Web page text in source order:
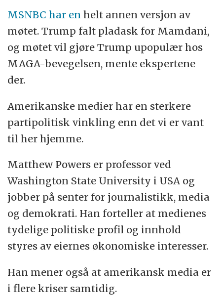
MSNBC har en helt annen versjon av
møtet. Trump falt pladask for Mamdani,
og møtet vil gjøre Trump upopulær hos
MAGA-bevegelsen, mente ekspertene
der.
Amerikanske medier har en sterkere
partipolitisk vinkling enn det vi er vant
til her hjemme.
Matthew Powers er professor ved
Washington State University i USA og
jobber på senter for journalistikk, media
og demokrati. Han forteller at medienes
tydelige politiske profil og innhold
styres av eiernes økonomiske interesser.
Han mener også at amerikansk media er
i flere kriser samtidig.